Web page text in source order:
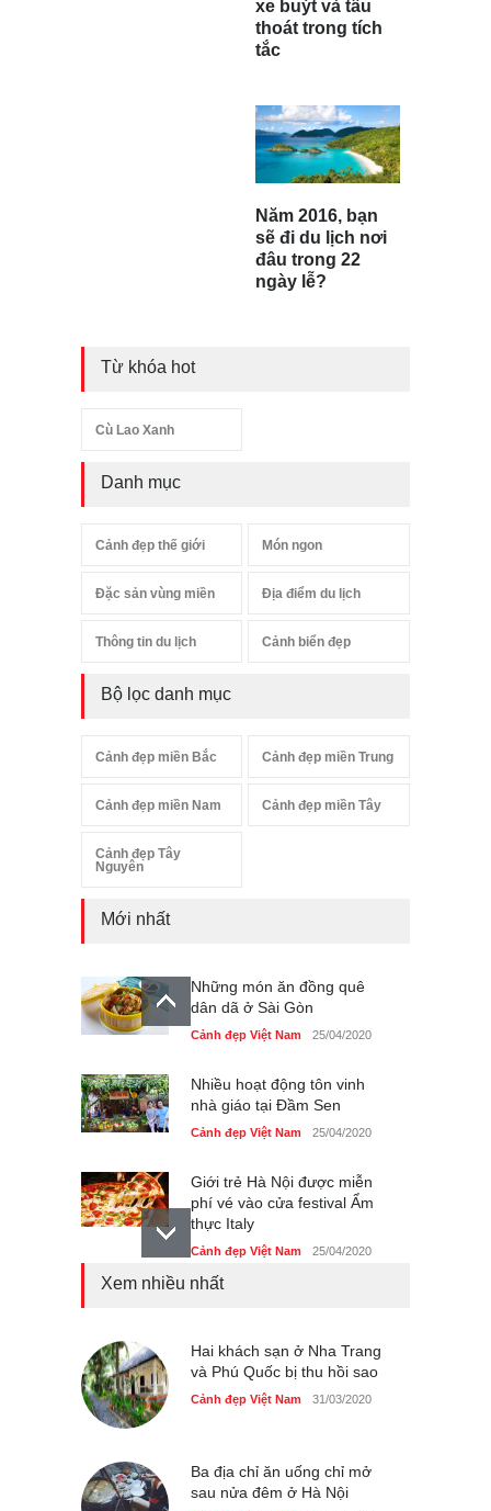
xe buýt và tẩu
thoát trong tích
tắc
Năm 2016, bạn
sẽ đi du lịch nơi
đâu trong 22
ngày lễ?
Từ khóa hot
Cù Lao Xanh
Danh mục
Cảnh đẹp thế giới Món ngon
Đặc sản vùng miền Địa điểm du lịch
Thông tin du lịch Cảnh biển đẹp
Bộ lọc danh mục
Cảnh đẹp miền Bắc Cảnh đẹp miền Trung
Cảnh đẹp miền Nam Cảnh đẹp miền Tây
Cảnh đẹp Tây
Nguyên
Mới nhất
Những món ăn đồng quê
dân dã ở Sài Gòn
Cảnh đẹp Việt Nam 25/04/2020
Nhiều hoạt động tôn vinh
nhà giáo tại Đầm Sen
Cảnh đẹp Việt Nam 25/04/2020
Giới trẻ Hà Nội được miễn
phí vé vào cửa festival Ẩm
thực Italy
Cảnh đẹp Việt Nam 25/04/2020
Cảnh đẹp Việt Nam 25/04/2020
Bán đảo Sơn Trà sẽ là khu
Xem nhiều nhất
Hai khách sạn ở Nha Trang
và Phú Quốc bị thu hồi sao
Cảnh đẹp Việt Nam 31/03/2020
Ba địa chỉ ăn uống chỉ mở
sau nửa đêm ở Hà Nội